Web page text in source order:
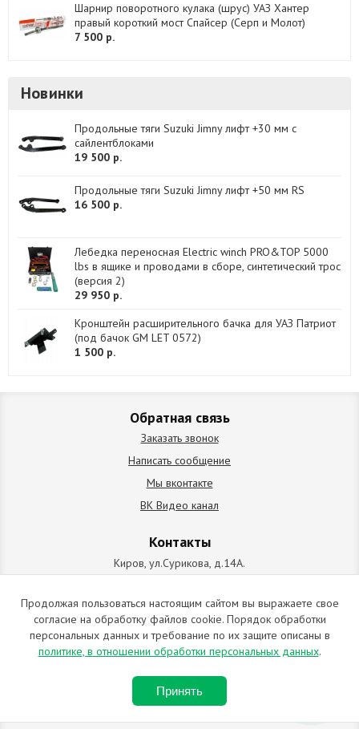
Шарнир поворотного кулака (шрус) УАЗ Хантер
правый короткий мост Спайсер (Серп и Молот)
7 500 р.
Новинки
Продольные тяги Suzuki Jimny лифт +30 мм с
сайлентблоками
19 500 р.
Продольные тяги Suzuki Jimny лифт +50 мм RS
16 500 р.
Лебедка переносная Electric winch PRO&TOP 5000
lbs в ящике и проводами в сборе, синтетический трос
(версия 2)
29 950 р.
Кронштейн расширительного бачка для УАЗ Патриот
(под бачок GM LET 0572)
1 500 р.
Обратная связь
Заказать звонок
Написать сообщение
Мы вконтакте
ВК Видео канал
Контакты
Киров, ул.Сурикова, д.14А.
схема проезда
+7 (912) 827-92-55
ИП Позолотин Евгений Валерьевич
ИНН 434537218055 / ОГРН ИП 309434505600123 от 25.02.2009
2009-2026 © Все права защищены. Копирование материалов
запрещено. Отправляя любую форму на сайте, вы соглашаетесь с
Продолжая пользоваться настоящим сайтом вы выражаете свое
согласие на обработку файлов cookie. Порядок обработки
персональных данных и требование по их защите описаны в
политике, в отношении обработки персональных данных.
Принять